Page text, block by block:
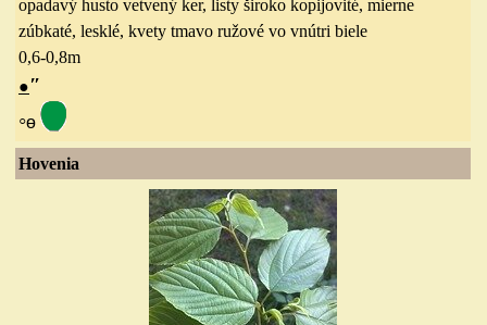
opadavý husto vetvený ker, listy široko kopijovité, mierne
zúbkaté, lesklé, kvety tmavo ružové vo vnútri biele
0,6-0,8m
●″
◦ө
Hovenia